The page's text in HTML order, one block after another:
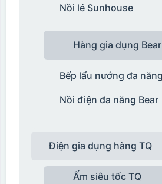
Nồi lẻ Sunhouse
Hàng gia dụng Bear
Nồi điện đa năng Bear
Điện gia dụng hàng TQ
Ấm siêu tốc TQ